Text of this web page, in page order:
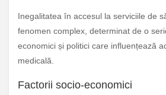
Inegalitatea în accesul la serviciile de
fenomen complex, determinat de o
economici și politici care influențează
medicală.
Factorii socio-economici